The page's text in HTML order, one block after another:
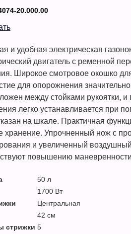
20.000.00
и удобная электрическая
двигатель с ременной
Широкое смотровое окошко
для опорожнения
между стойками рукоятки, и
легко устанавливается при
на шкале. Практичная
хранение. Упрочненный нож с
и увеличенный
повышению
50 л
1700 Вт
Центральная
42 см
стрижки 5